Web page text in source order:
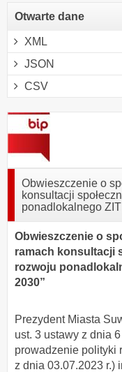
Otwarte dane
XML
JSON
CSV
Obwieszczenie o
konsultacji
ponadlokalnego
Obwieszczenie o
ramach konsultacji
rozwoju
2030”
Prezydent Miasta
ust. 3 ustawy z dnia
prowadzenie polityki
z dnia 03.07.2023 r.)